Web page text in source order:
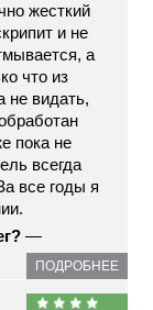
жесткий
и не
а
что из
не видать,
пока не
всегда
все годы я
—
ПОДРОБНЕЕ